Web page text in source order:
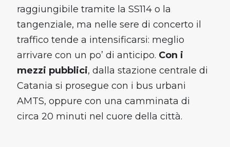
raggiungibile tramite la SS114 o la
tangenziale, ma nelle sere di concerto il
traffico tende a intensificarsi: meglio
arrivare con un po’ di anticipo. Con i
mezzi pubblici, dalla stazione centrale di
Catania si prosegue con i bus urbani
AMTS, oppure con una camminata di
circa 20 minuti nel cuore della città.